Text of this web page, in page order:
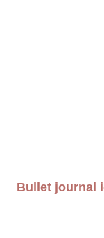
Bullet journal